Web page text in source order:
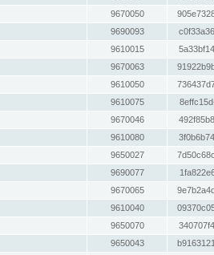
9670050
9690093
9610015
9670063
9610050
9610075
9670046
9610080
9650027
9690077
9670065
9610040
9650070
9650043